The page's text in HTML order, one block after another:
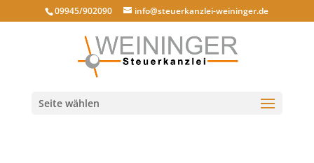
09945/902090 info@steuerkanzlei-weininger.de
Seite wählen